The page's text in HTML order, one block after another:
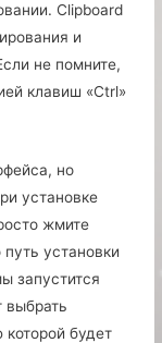
Clipboard
и
не помните,
клавиш «Ctrl»
но
установке
жмите
установки
запустится
выбрать
будет